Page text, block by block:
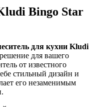
Bingo Star
для кухни Kludi
для вашего
от известного
стильный дизайн и
его незаменимым